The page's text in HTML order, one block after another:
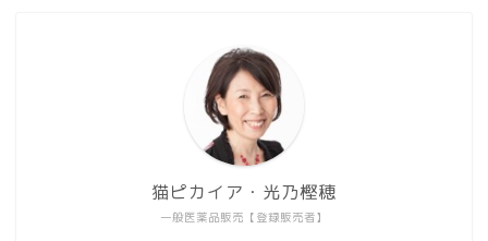
一般医薬品販売【登録販売者】
猫ピカイア・光乃樫穂